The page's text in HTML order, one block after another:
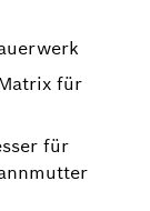
für
für